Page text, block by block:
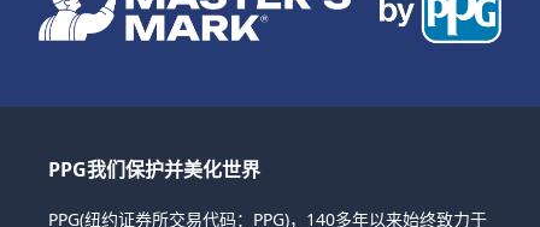
PPG我们保护并美化世界
PPG(纽约证券所交易代码：PPG)，140多年以来始终致力于